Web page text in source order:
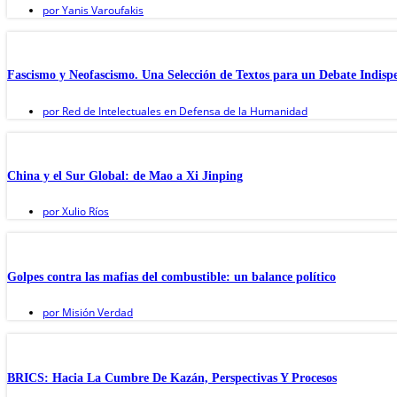
porYanis Varoufakis
Fascismo y Neofascismo. Una Selección de Textos para un Debate
por Red de Intelectuales en Defensa de la Humanidad
China y el Sur Global: de Mao a Xi Jinping
porXulio Ríos
Golpes contra las mafias del combustible: un balance político
por Misión Verdad
BRICS: Hacia La Cumbre De Kazán, Perspectivas Y Procesos